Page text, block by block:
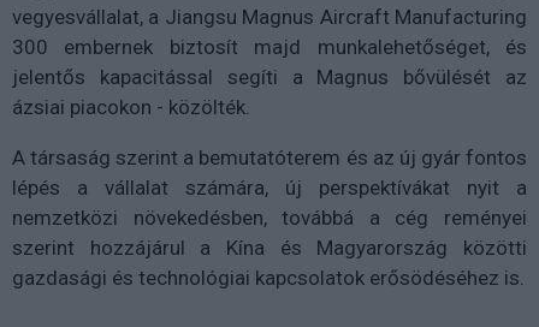
vegyesvállalat, a Jiangsu Magnus Aircraft Manufacturing
300 embernek biztosít majd munkalehetőséget, és
jelentős kapacitással segíti a Magnus bővülését az
ázsiai piacokon - közölték.
A társaság szerint a bemutatóterem és az új gyár fontos
lépés a vállalat számára, új perspektívákat nyit a
nemzetközi növekedésben, továbbá a cég reményei
szerint hozzájárul a Kína és Magyarország közötti
gazdasági és technológiai kapcsolatok erősödéséhez is.